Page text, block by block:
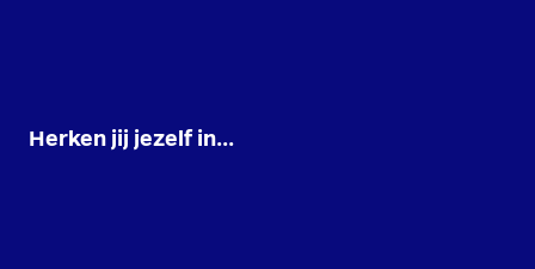
Herken jij jezelf in...